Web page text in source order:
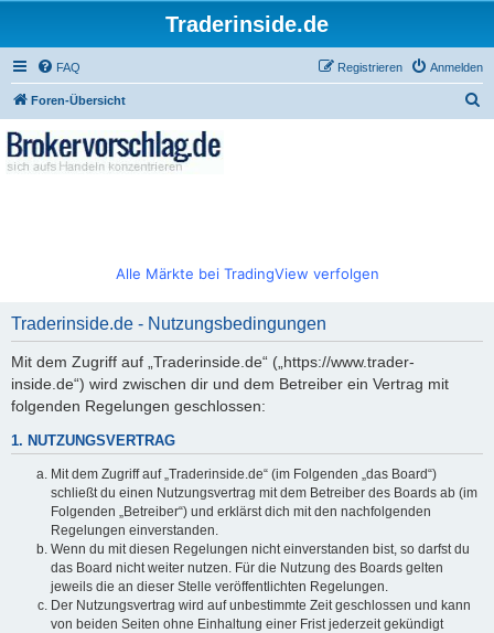
Traderinside.de
FAQ Anmelden
Registrieren
Foren-Übersicht
Alle Märkte bei TradingView verfolgen
Traderinside.de - Nutzungsbedingungen
Mit dem Zugriff auf „Traderinside.de“ („https://www.trader-
inside.de“) wird zwischen dir und dem Betreiber ein Vertrag mit
folgenden Regelungen geschlossen:
1. NUTZUNGSVERTRAG
Mit dem Zugriff auf „Traderinside.de“ (im Folgenden „das Board“)
schließt du einen Nutzungsvertrag mit dem Betreiber des Boards ab (im
Folgenden „Betreiber“) und erklärst dich mit den nachfolgenden
Regelungen einverstanden.
Wenn du mit diesen Regelungen nicht einverstanden bist, so darfst du
das Board nicht weiter nutzen. Für die Nutzung des Boards gelten
jeweils die an dieser Stelle veröffentlichten Regelungen.
Der Nutzungsvertrag wird auf unbestimmte Zeit geschlossen und kann
von beiden Seiten ohne Einhaltung einer Frist jederzeit gekündigt